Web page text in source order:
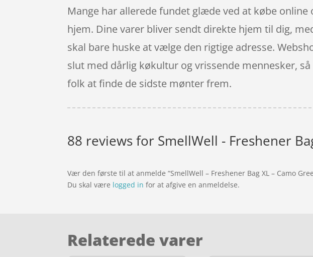
Mange har allerede fundet glæde ved at købe
hjem. Dine varer bliver sendt direkte hjem til dig,
skal bare huske at vælge den rigtige adresse.
slut med dårlig køkultur og vrissende mennesker,
folk at finde de sidste mønter frem.
88 reviews for SmellWell - Freshener
Vær den første til at anmelde “SmellWell – Freshener Bag XL – Camo
Du skal være logged in for at afgive en anmeldelse.
Relaterede varer